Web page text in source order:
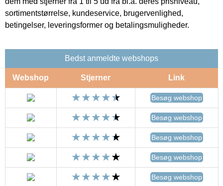
sortimentstørrelse, kundeservice, brugervenlighed,
betingelser, leveringsformer og betalingsmuligheder.
Bedst anmeldte webshops
Webshop Stjerner Link
Besøg webshop
Besøg webshop
Besøg webshop
Besøg webshop
Besøg webshop